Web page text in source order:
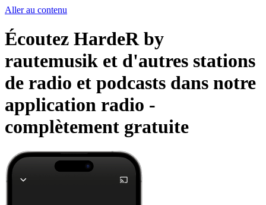
Aller au contenu
Écoutez HardeR by
rautemusik et d'autres stations
de radio et podcasts dans notre
application radio -
complètement gratuite